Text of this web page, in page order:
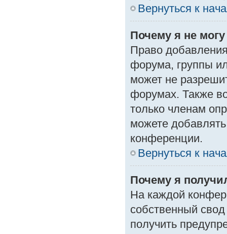
Вернуться к
Почему я не
Право
форума, группы
может не
форумах. Также
только членам
можете
конференции.
Вернуться к
Почему я
На каждой
собственный
получить